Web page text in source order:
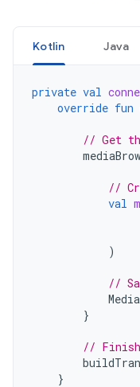
Kotlin Java
private val
override fun
// Get
//
val
)
//
}
//
}